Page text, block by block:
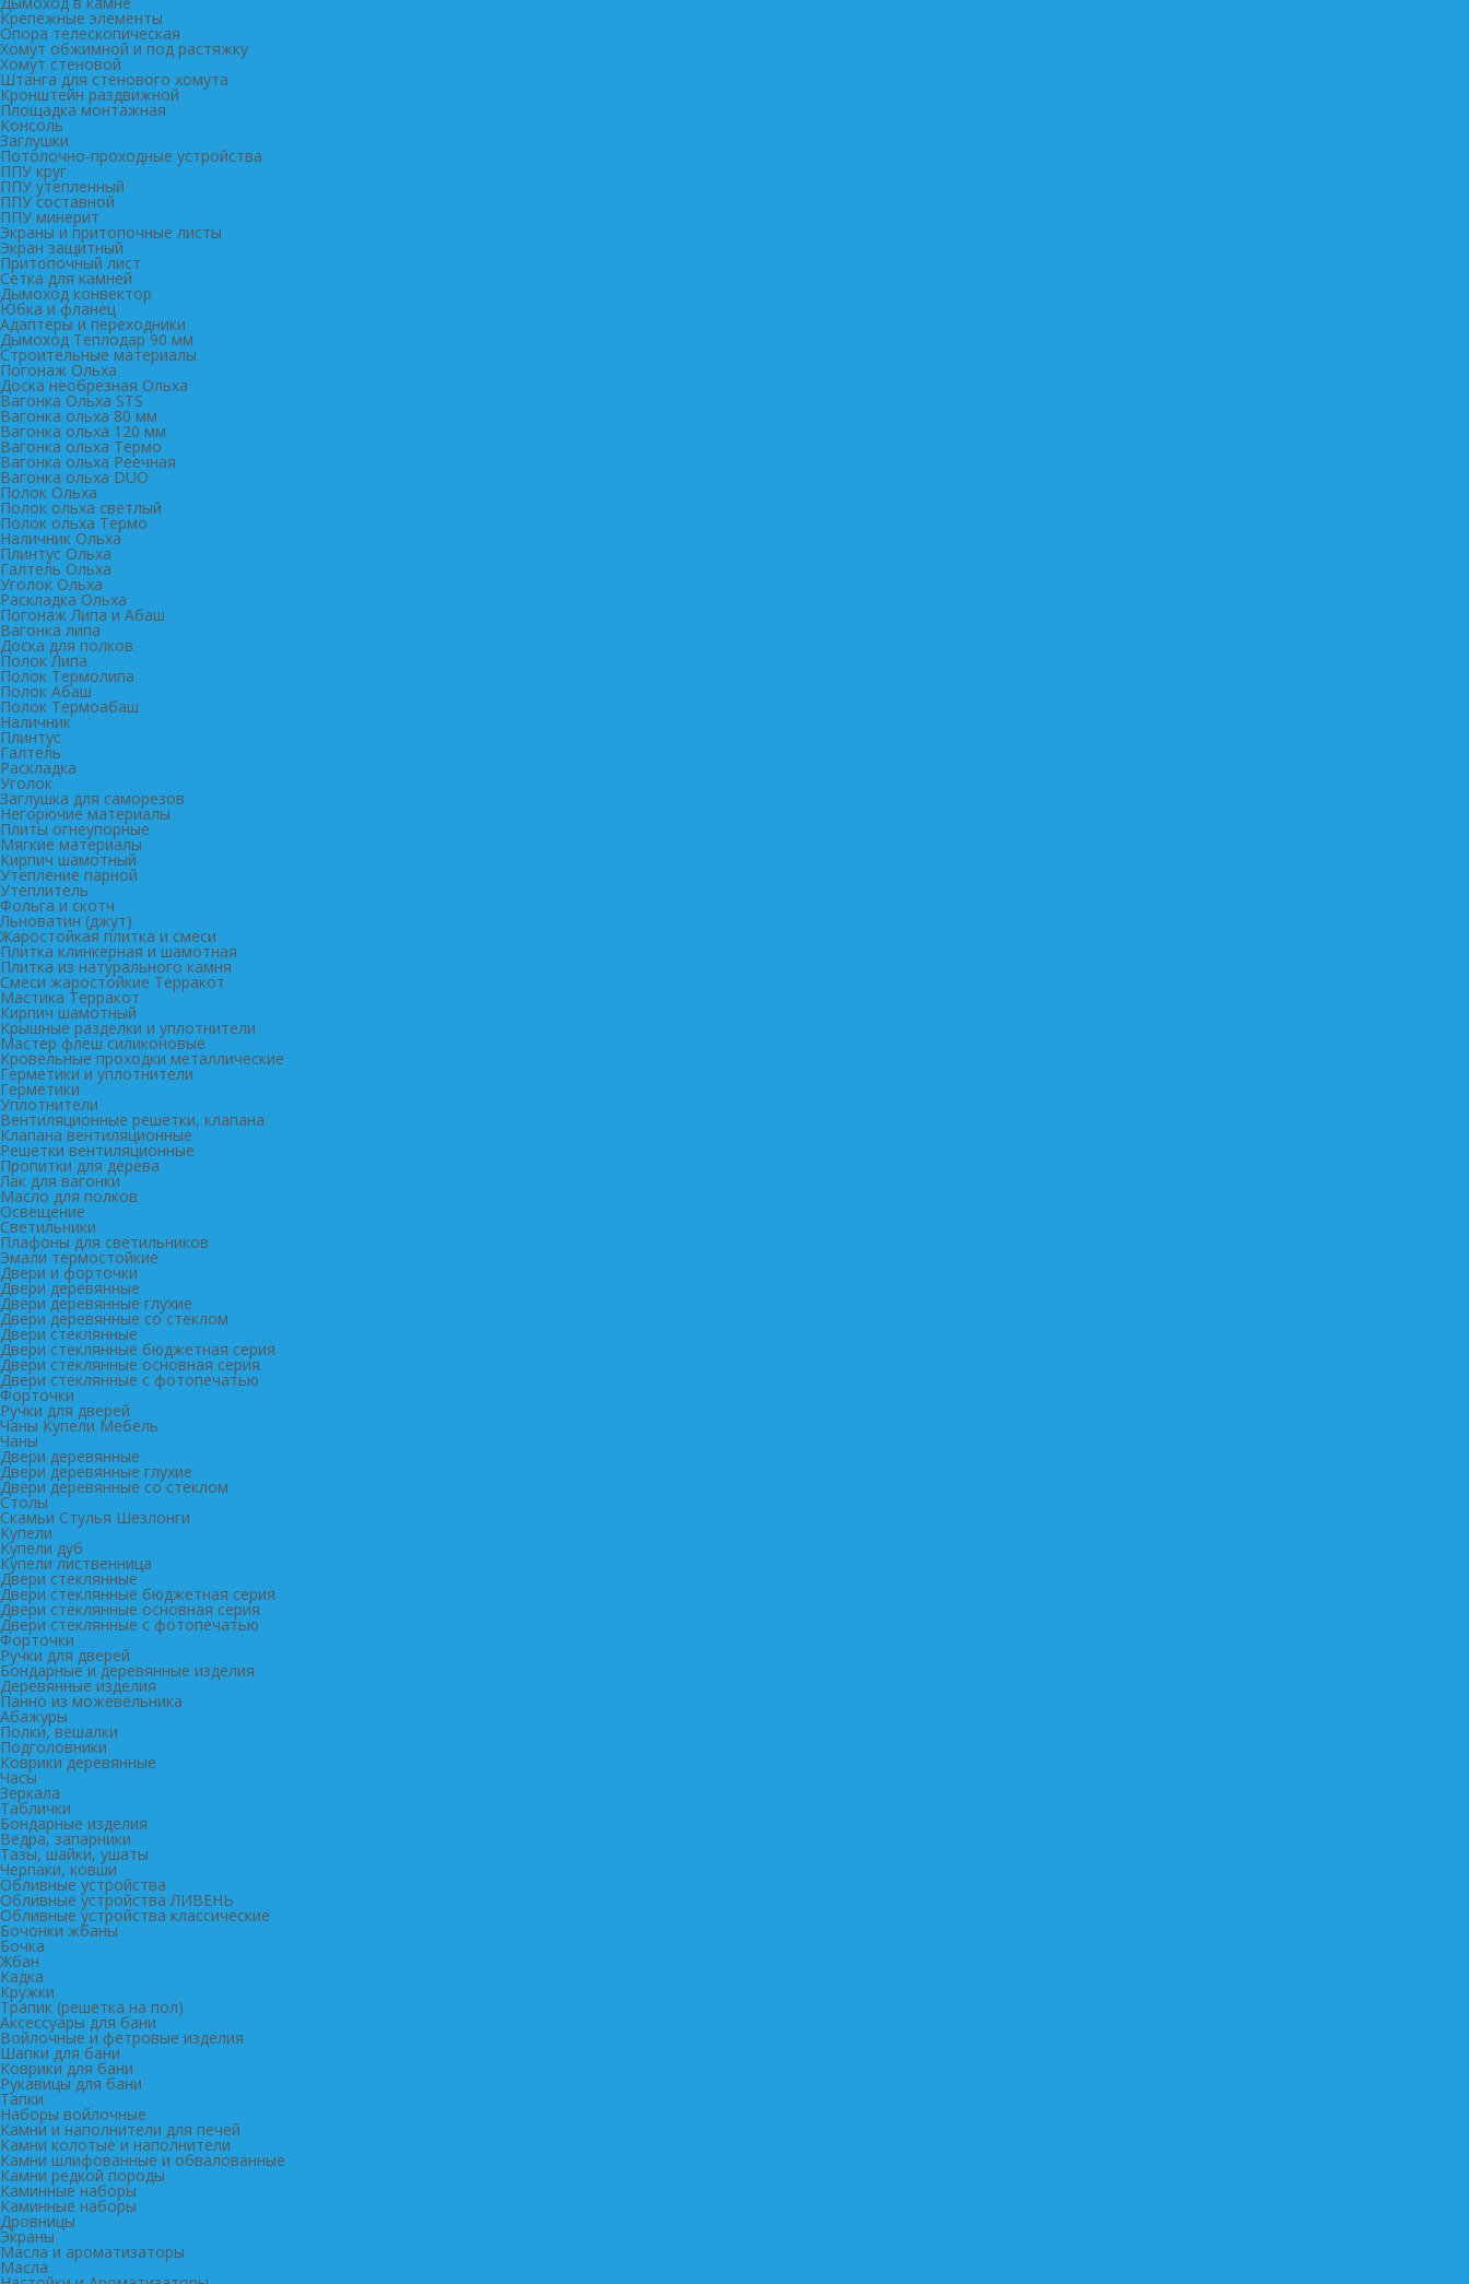
Крепежные элементы
Опора телескопическая
Хомут обжимной и под растяжку
Хомут стеновой
Штанга для стенового хомута
Кронштейн раздвижной
Площадка монтажная
Консоль
Заглушки
Потолочно-проходные устройства
ППУ круг
ППУ утепленный
ППУ составной
ППУ минерит
Экраны и притопочные листы
Экран защитный
Притопочный лист
Сетка для камней
Дымоход конвектор
Юбка и фланец
Адаптеры и переходники
Дымоход Теплодар 90 мм
Cтроительные материалы
Погонаж Ольха
Доска необрезная Ольха
Вагонка Ольха STS
Вагонка ольха 80 мм
Вагонка ольха 120 мм
Вагонка ольха Термо
Вагонка ольха Реечная
Вагонка ольха DUO
Полок Ольха
Полок ольха светлый
Полок ольха Термо
Наличник Ольха
Плинтус Ольха
Галтель Ольха
Уголок Ольха
Раскладка Ольха
Погонаж Липа и Абаш
Вагонка липа
Доска для полков
Полок Липа
Полок Термолипа
Полок Абаш
Полок Термоабаш
Наличник
Плинтус
Галтель
Раскладка
Уголок
Заглушка для саморезов
Негорючие материалы
Плиты огнеупорные
Мягкие материалы
Кирпич шамотный
Утепление парной
Утеплитель
Фольга и скотч
Льноватин (джут)
Жаростойкая плитка и смеси
Плитка клинкерная и шамотная
Плитка из натурального камня
Смеси жаростойкие Терракот
Мастика Терракот
Кирпич шамотный
Крышные разделки и уплотнители
Мастер флеш силиконовые
Кровельные проходки металлические
Герметики и уплотнители
Герметики
Уплотнители
Вентиляционные решетки, клапана
Клапана вентиляционные
Решетки вентиляционные
Пропитки для дерева
Лак для вагонки
Масло для полков
Освещение
Светильники
Плафоны для светильников
Эмали термостойкие
Двери и форточки
Двери деревянные
Двери деревянные глухие
Двери деревянные со стеклом
Двери стеклянные
Двери стеклянные бюджетная серия
Двери стеклянные основная серия
Двери стеклянные с фотопечатью
Форточки
Ручки для дверей
Чаны Купели Мебель
Чаны
Двери деревянные
Двери деревянные глухие
Двери деревянные со стеклом
Столы
Скамьи Стулья Шезлонги
Купели
Купели дуб
Купели лиственница
Двери стеклянные
Двери стеклянные бюджетная серия
Двери стеклянные основная серия
Двери стеклянные с фотопечатью
Форточки
Ручки для дверей
Бондарные и деревянные изделия
Деревянные изделия
Панно из можевельника
Абажуры
Полки, вешалки
Подголовники
Коврики деревянные
Часы
Зеркала
Таблички
Бондарные изделия
Ведра, запарники
Тазы, шайки, ушаты
Черпаки, ковши
Обливные устройства
Обливные устройства ЛИВЕНЬ
Обливные устройства классические
Бочонки жбаны
Бочка
Жбан
Кадка
Кружки
Трапик (решетка на пол)
Аксессуары для бани
Войлочные и фетровые изделия
Шапки для бани
Коврики для бани
Рукавицы для бани
Тапки
Наборы войлочные
Камни и наполнители для печей
Камни колотые и наполнители
Камни шлифованные и обвалованные
Камни редкой породы
Каминные наборы
Каминные наборы
Дровницы
Экраны
Масла и ароматизаторы
Масла